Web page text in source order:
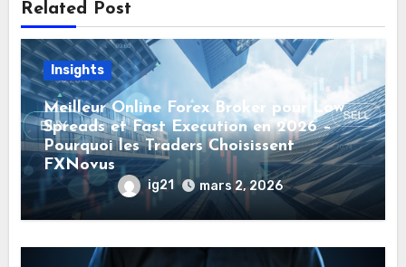
Related Post
Insights
Meilleur Online Forex Broker pour Low
Spreads et Fast Execution en 2026 –
Pourquoi les Traders Choisissent
FXNovus
ig21 mars 2, 2026